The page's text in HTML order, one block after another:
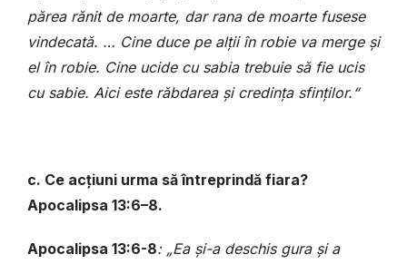
părea rănit de moarte, dar rana de moarte fusese
vindecată. … Cine duce pe alții în robie va merge și
el în robie. Cine ucide cu sabia trebuie să fie ucis
cu sabie. Aici este răbdarea și credința sfinților.“
c. Ce acțiuni urma să întreprindă fiara?
Apocalipsa 13:6–8.
Apocalipsa 13:6-8: „Ea și-a deschis gura și a